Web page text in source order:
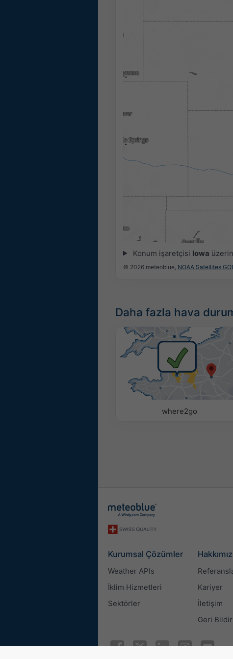
21:30
Konum işaretçisi Iowa
© 2026 meteoblue, NOAA Satellites
Daha fazla hava
where2go
Kurumsal Çözümler
Weather APIs
İklim Hizmetleri
Sektörler
Kariyer
İletişim
Geri